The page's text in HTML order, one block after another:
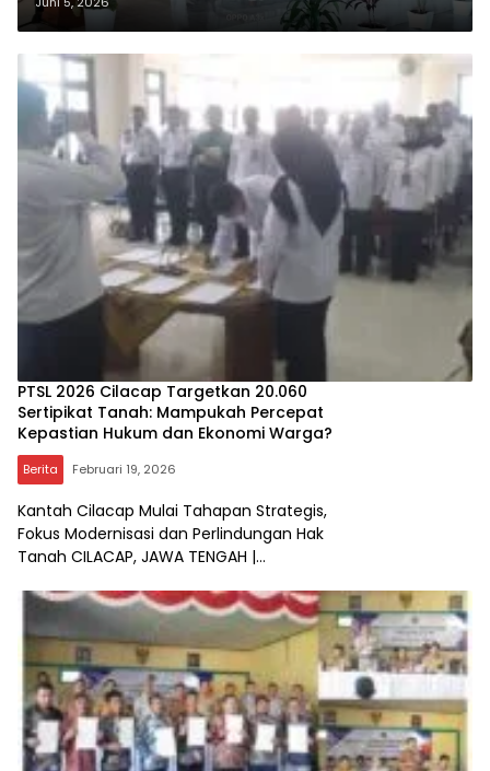
Agraria Segera Mendapat
Kepastian Hak?
PTSL 2026 Cilacap Targetkan 20.060
Sertipikat Tanah: Mampukah Percepat
Kepastian Hukum dan Ekonomi Warga?
Berita Februari 19, 2026
Kantah Cilacap Mulai Tahapan Strategis,
Fokus Modernisasi dan Perlindungan Hak
Tanah CILACAP, JAWA TENGAH |…